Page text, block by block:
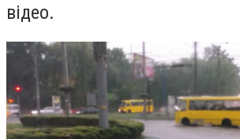
відео.